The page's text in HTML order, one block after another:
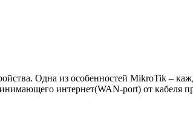
Одна из особенностей MikroTik –
интернет(WAN-port) от кабеля